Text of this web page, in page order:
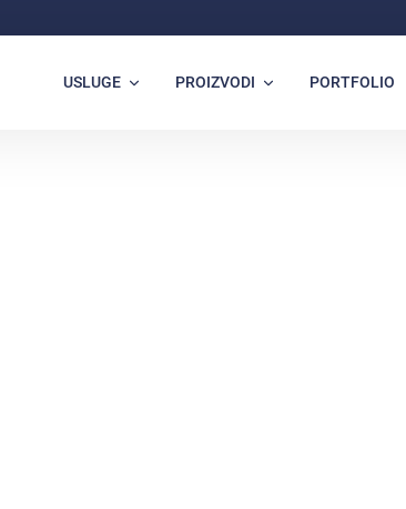
USLUGE PROIZVODI PORTFOLIO